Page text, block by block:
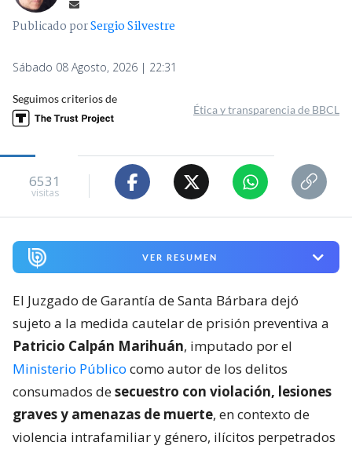
Publicado porSergio Silvestre
Sábado 08 Agosto, 2026 | 22:31
Seguimos criterios de
Ética y transparencia de BBCL
6531
visitas
VER RESUMEN
El Juzgado de Garantía de Santa Bárbara dejó
sujeto a la medida cautelar de prisión preventiva a
Patricio Calpán Marihuán, imputado por el
Ministerio Público como autor de los delitos
consumados desecuestro con violación, lesiones
graves y amenazas de muerte, en contexto de
violencia intrafamiliar y género, ilícitos perpetrados